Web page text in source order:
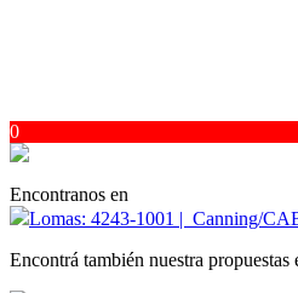
0
Encontranos en
Lomas: 4243-1001 | Canning/
Encontrá también nuestra propuestas